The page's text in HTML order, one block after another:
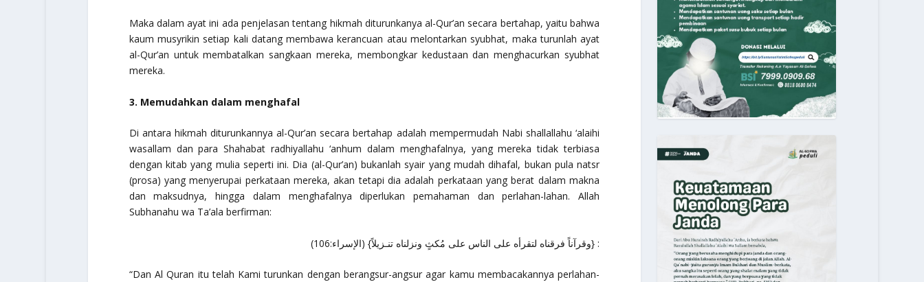
Maka dalam ayat ini ada penjelasan tentang hikmah diturunkanya al-Qur’an secara bertahap, yaitu bahwa
kaum musyrikin setiap kali datang membawa kerancuan atau melontarkan syubhat, maka turunlah ayat
al-Qur’an untuk membatalkan sangkaan mereka, membongkar kedustaan dan menghacurkan syubhat
mereka.
3. Memudahkan dalam menghafal
Di antara hikmah diturunkannya al-Qur’an secara bertahap adalah mempermudah Nabi shallallahu ‘alaihi
wasallam dan para Shahabatradhiyallahu ‘anhum dalam menghafalnya, yang mereka tidak terbiasa
dengan kitab yang mulia seperti ini. Dia (al-Qur’an) bukanlah syair yang mudah dihafal, bukan pula natsr
(prosa) yang menyerupai perkataan mereka, akan tetapi dia adalah perkataan yang berat dalam makna
dan maksudnya, hingga dalam menghafalnya diperlukan pemahaman dan perlahan-lahan. Allah
Subhanahu wa Ta’ala berfirman:
: {وقرآناً فرقناه لتقرأه على الناس على مُكثٍ ونزلناه تنـزيلاً} (الإسراء:106)
“Dan Al Quran itu telah Kami turunkan dengan berangsur-angsur agar kamu membacakannya perlahan-